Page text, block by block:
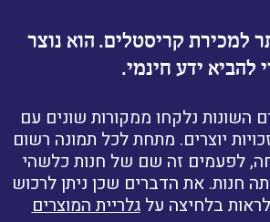
למכירת קריסטלים. הוא נוצר
להביא ידע חינמי.
השונות נלקחו ממקורות שונים עם
יוצרים. מתחת לכל תמונה רשום
לפעמים זה שם של חנות כלשהי
חנות. את הדברים שכן ניתן לרכוש
בלחיצה עלגלריית המוצרים